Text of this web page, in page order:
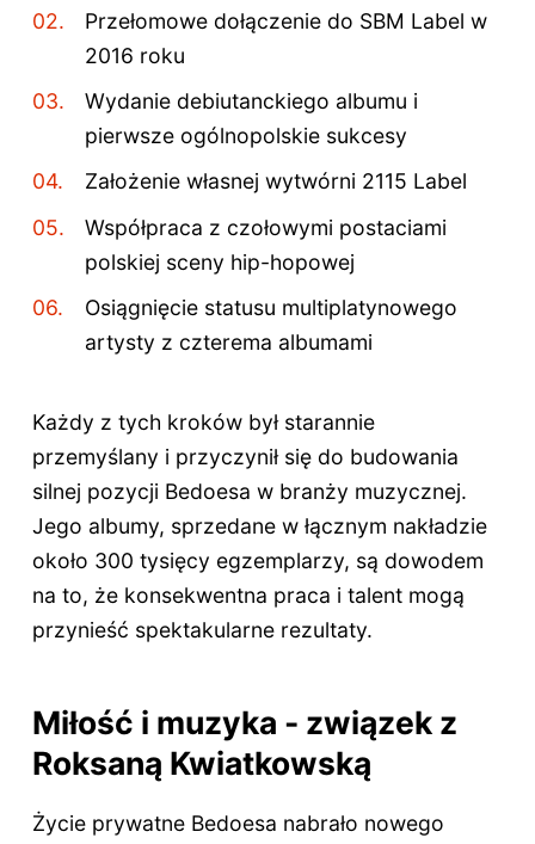
Przełomowe dołączenie do SBM Label w
2016 roku
Wydanie debiutanckiego albumu i
pierwsze ogólnopolskie sukcesy
Założenie własnej wytwórni 2115 Label
Współpraca z czołowymi postaciami
polskiej sceny hip-hopowej
Osiągnięcie statusu multiplatynowego
artysty z czterema albumami
Każdy z tych kroków był starannie
przemyślany i przyczynił się do budowania
silnej pozycji Bedoesa w branży muzycznej.
Jego albumy, sprzedane w łącznym nakładzie
około 300 tysięcy egzemplarzy, są dowodem
na to, że konsekwentna praca i talent mogą
przynieść spektakularne rezultaty.
Miłość i muzyka - związek z
Roksaną Kwiatkowską
Życie prywatne Bedoesa nabrało nowego